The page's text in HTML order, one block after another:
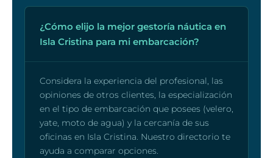
¿Cómo elijo la mejor gestoría náutica en
Isla Cristina para mi embarcación?
Considera la experiencia del profesional, las
opiniones de otros clientes, la especialización
en el tipo de embarcación que posees (velero,
yate, moto de agua) y la cercanía de sus
oficinas en Isla Cristina. Nuestro directorio te
ayuda a comparar opciones.